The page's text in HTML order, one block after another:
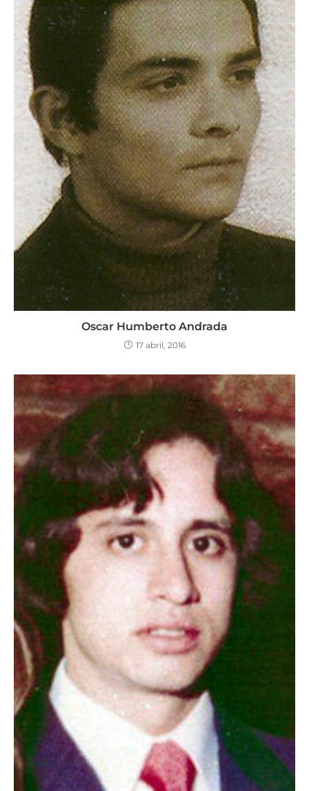
Oscar Humberto Andrada
17 abril, 2016